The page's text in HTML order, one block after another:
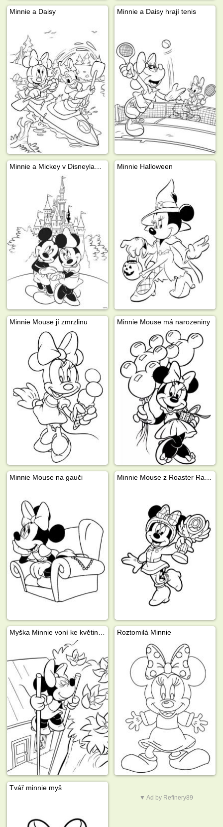
Minnie a Daisy Minnie a Daisy hrají tenis
Minnie a Mickey v Disneylandu Minnie Halloween
Minnie Mouse jí zmrzlinu Minnie Mouse má narozeniny
Minnie Mouse na gauči
Myška Minnie voní ke květinám Roztomilá Minnie
Tvář minnie myš
▼ Ad by Refinery89